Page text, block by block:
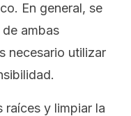
En general, se
ambas
necesario utilizar
raíces y limpiar la